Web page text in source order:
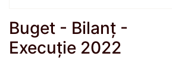
Buget - Bilanț -
Execuție 2022